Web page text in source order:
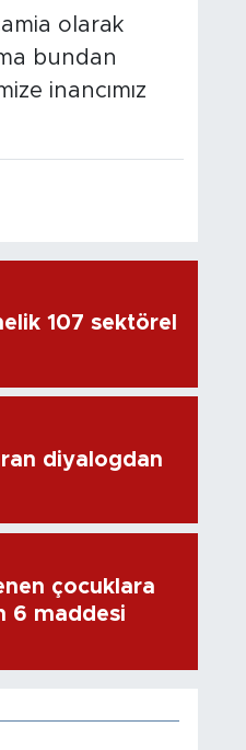
olarak
bundan
inancımız
107 sektörel
diyalogdan
çocuklara
6 maddesi